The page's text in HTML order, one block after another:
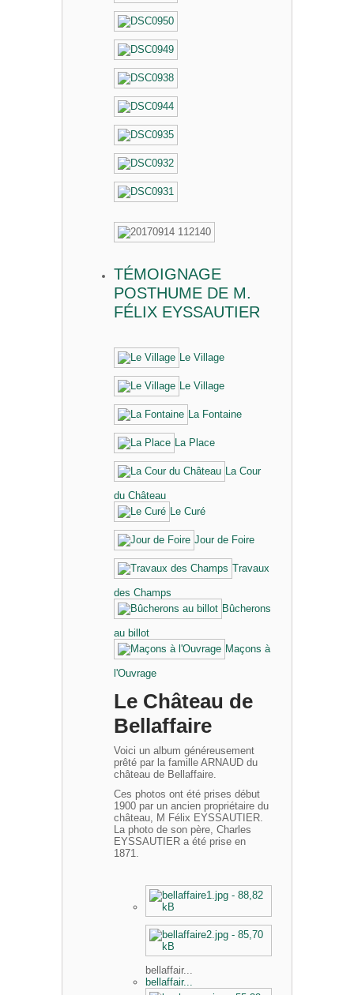
TÉMOIGNAGE
POSTHUME DE M.
FÉLIX EYSSAUTIER
Le Village
Le Village
La Fontaine
La Place
La Cour
du Château
Le Curé
Jour de Foire
Travaux
des Champs
Bûcherons
au billot
Maçons à
l'Ouvrage
Le Château de
Bellaffaire
Voici un album généreusement
prêté par la famille ARNAUD du
château de Bellaffaire.
Ces photos ont été prises début
1900 par un ancien propriétaire du
château, M Félix EYSSAUTIER.
La photo de son père, Charles
EYSSAUTIER a été prise en
1871.
bellaffair...
bellaffair...